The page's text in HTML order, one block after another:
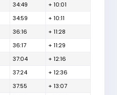
34:49
+ 10:01
34:59
+ 10:11
36:16
+ 11:28
36:17
+ 11:29
37:04
+ 12:16
37:24
+ 12:36
37:55
+ 13:07